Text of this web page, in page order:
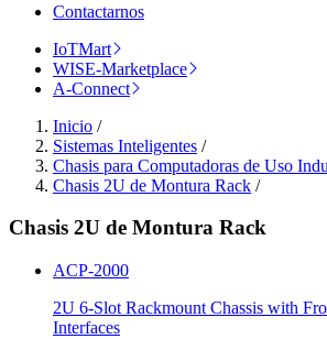
Contactarnos
IoTMart
WISE-Marketplace
A-Connect
Inicio /
Sistemas Inteligentes /
Chasis para Computadoras de Uso
Chasis 2U de Montura Rack /
Chasis 2U de Montura Rack
ACP-2000
2U 6-Slot Rackmount Chassis with
Interfaces